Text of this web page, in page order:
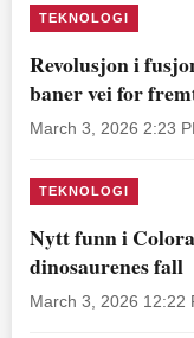
TEKNOLOGI
Revolusjon i
baner vei for
March 3, 2026 2:23
TEKNOLOGI
Nytt funn i
dinosaurenes fall
March 3, 2026 12:22